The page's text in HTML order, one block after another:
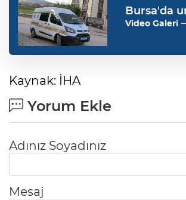
Bursa'da
Video Galeri
Kaynak: İHA
Yorum Ekle
Adınız Soyadınız
Mesaj